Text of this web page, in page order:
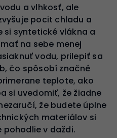
a vlhkosť, ale
pocit chladu a
si syntetické vlákna a
na sebe menej
vodu, prilepiť sa
čo spôsobí značné
teplote, ako
si uvedomiť, že žiadne
že budete úplne
materiálov si
v daždi.